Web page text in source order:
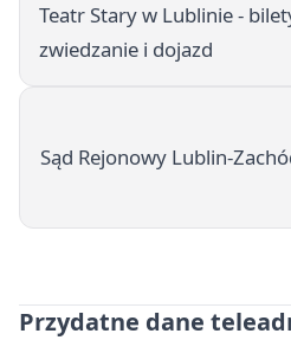
Teatr Stary w Lublinie -
zwiedzanie i dojazd
Sąd Rejonowy Lublin-
Przydatne dane